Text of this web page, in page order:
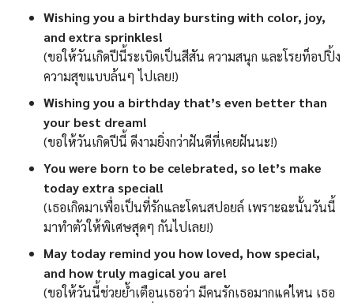
Wishing you a birthday bursting with color, joy,
and extra sprinkles!
(ขอให้วันเกิดปีนี้ระเบิดเป็นสีสัน ความสนุก และโรยท็อปปิ้ง
ความสุขแบบล้นๆ ไปเลย!)
Wishing you a birthday that’s even better than
your best dream!
(ขอให้วันเกิดปีนี้ ดีงามยิ่งกว่าฝันดีที่เคยฝันนะ!)
You were born to be celebrated, so let’s make
today extra special!
(เธอเกิดมาเพื่อเป็นที่รักและโดนสปอยล์ เพราะฉะนั้นวันนี้
มาทำตัวให้พิเศษสุดๆ กันไปเลย!)
May today remind you how loved, how special,
and how truly magical you are!
(ขอให้วันนี้ช่วยย้ำเตือนเธอว่า มีคนรักเธอมากแค่ไหน เธอ